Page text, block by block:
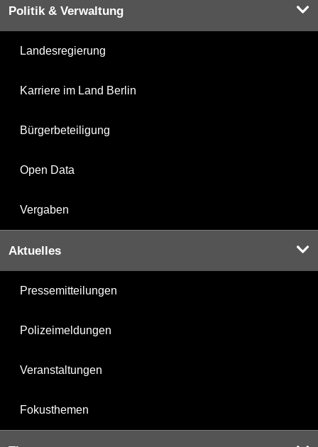
Politik & Verwaltung
Landesregierung
Karriere im Land Berlin
Bürgerbeteiligung
Open Data
Vergaben
Aktuelles
Pressemitteilungen
Polizeimeldungen
Veranstaltungen
Fokusthemen